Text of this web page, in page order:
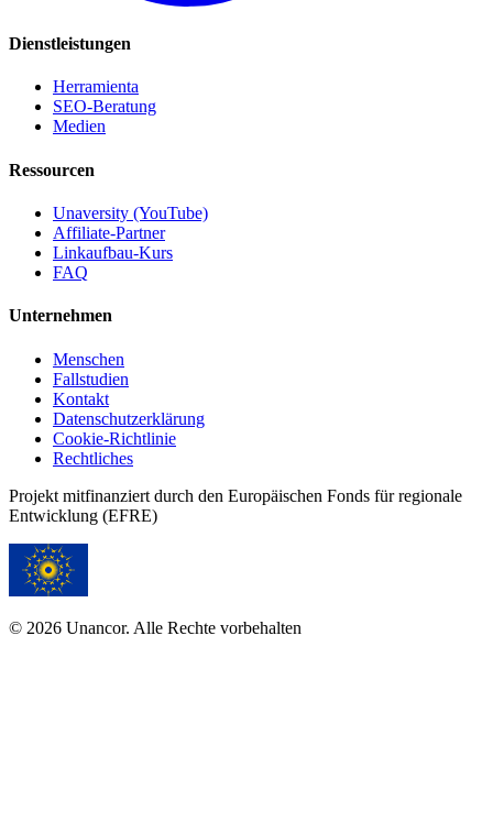
Dienstleistungen
Herramienta
SEO-Beratung
Medien
Ressourcen
Unaversity (YouTube)
Affiliate-Partner
Linkaufbau-Kurs
FAQ
Unternehmen
Menschen
Fallstudien
Kontakt
Datenschutzerklärung
Cookie-Richtlinie
Rechtliches
Projekt mitfinanziert durch den Europäischen Fonds für regionale
Entwicklung (EFRE)
© 2026 Unancor. Alle Rechte vorbehalten